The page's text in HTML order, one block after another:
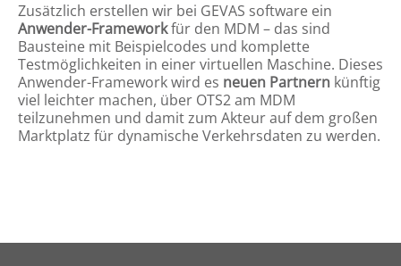
Zusätzlich erstellen wir bei GEVAS software ein
Anwender-Frameworkfür den MDM – das sind
Bausteine mit Beispielcodes und komplette
Testmöglichkeiten in einer virtuellen Maschine. Dieses
Anwender-Framework wird es neuen Partnern künftig
viel leichter machen, über OTS2 am MDM
teilzunehmen und damit zum Akteur auf dem großen
Marktplatz für dynamische Verkehrsdaten zu werden.